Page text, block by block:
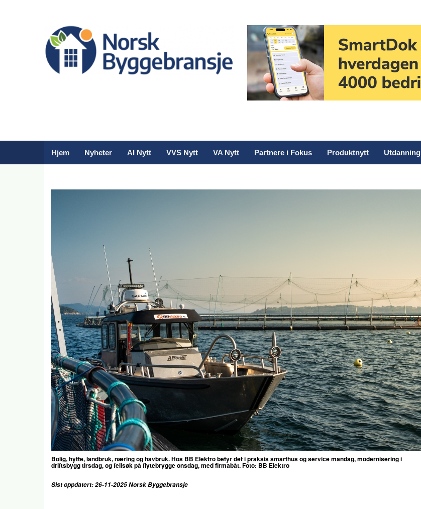
Hjem Nyheter AI Nytt VVS Nytt VA Nytt Partnere i Fokus Produktnytt Utdanning
Bolig, hytte, landbruk, næring og havbruk. Hos BB Elektro betyr det i praksis smarthus og service mandag, modernisering i
driftsbygg tirsdag, og feilsøk på flytebrygge onsdag, med firmabåt. Foto: BB Elektro
Sist oppdatert: 26-11-2025 Norsk Byggebransje